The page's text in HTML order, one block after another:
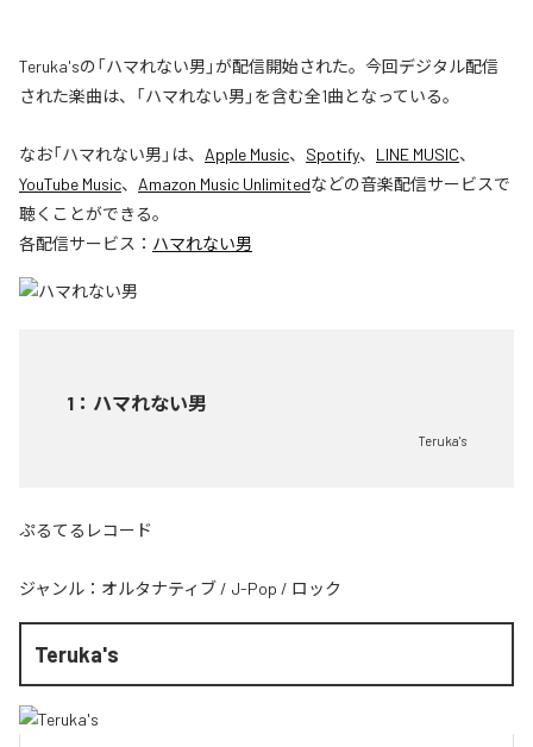
Teruka'sの「ハマれない男」が配信開始された。今回デジタル配信
された楽曲は、「ハマれない男」を含む全1曲となっている。
なお「ハマれない男 」は、 Apple Music、 Spotify、 LINE MUSIC、
YouTube Music、 Amazon Music Unlimitedなどの音楽配信サービスで
聴くことができる。
各配信サービス： ハマれない男
1 ： ハマれない男
Teruka's
ぷるてるレコード
ジャンル： オルタナティブ / J-Pop / ロック
Teruka's